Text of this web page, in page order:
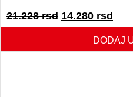
21.228rsd 14.280 rsd
DODAJ